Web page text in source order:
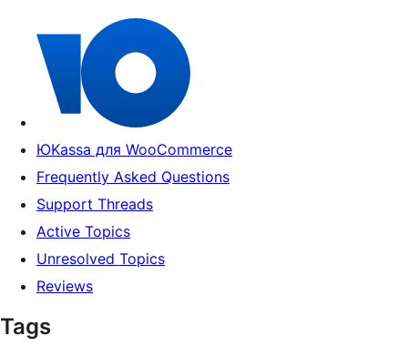
ЮKassa для WooCommerce
Frequently Asked Questions
Support Threads
Active Topics
Unresolved Topics
Reviews
Tags